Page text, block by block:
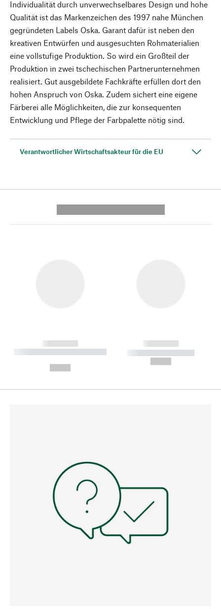
Individualität durch unverwechselbares Design und hohe
Qualität ist das Markenzeichen des 1997 nahe München
gegründeten Labels Oska. Garant dafür ist neben den
kreativen Entwürfen und ausgesuchten Rohmaterialien
eine vollstufige Produktion. So wird ein Großteil der
Produktion in zwei tschechischen Partnerunternehmen
realisiert. Gut ausgebildete Fachkräfte erfüllen dort den
hohen Anspruch von Oska. Zudem sichert eine eigene
Färberei alle Möglichkeiten, die zur konsequenten
Entwicklung und Pflege der Farbpalette nötig sind.
Verantwortlicher Wirtschaftsakteur für die EU
------------
----------- ----------- --------
------------
----------- -----------